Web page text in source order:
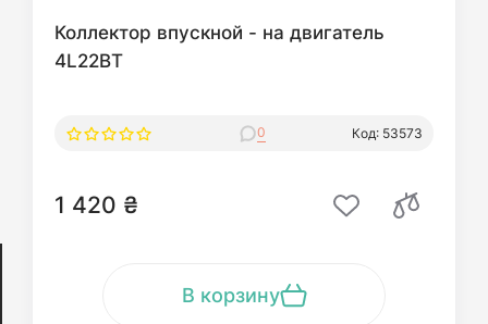
Коллектор впускной - на двигатель
4L22BT
0 Код: 53573
1 420 ₴
В корзину